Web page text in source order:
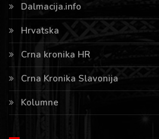
Dalmacija.info
Hrvatska
Crna kronika HR
Crna Kronika Slavonija
Kolumne